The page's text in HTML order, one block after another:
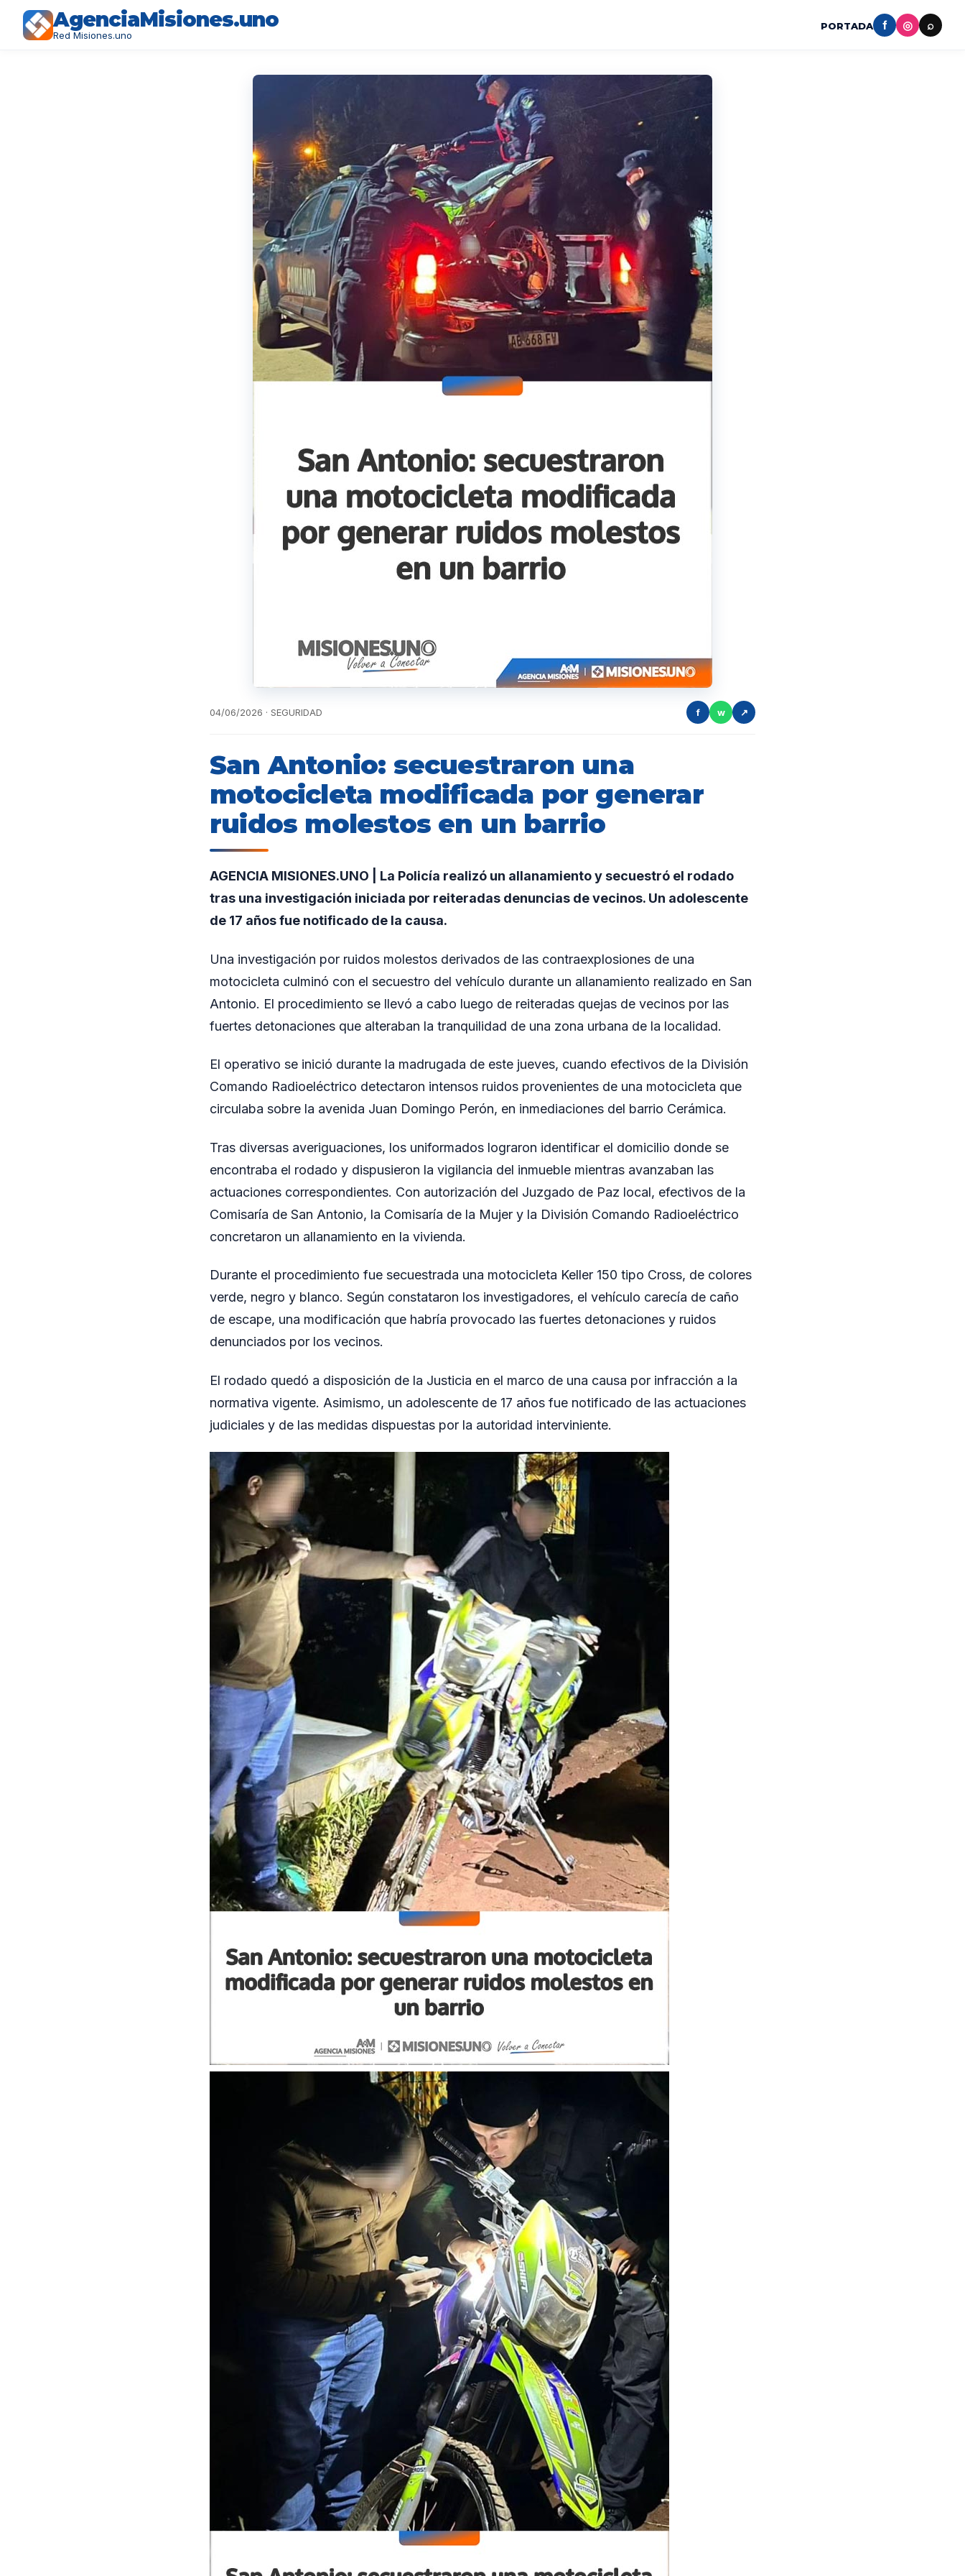
AgenciaMisiones.uno
Red Misiones.uno
PORTADA f ◎ ⌕
04/06/2026 · SEGURIDAD f w ↗
San Antonio: secuestraron una
motocicleta modificada por generar
ruidos molestos en un barrio
AGENCIA MISIONES.UNO | La Policía realizó un allanamiento y secuestró el rodado
tras una investigación iniciada por reiteradas denuncias de vecinos. Un adolescente
de 17 años fue notificado de la causa.
Una investigación por ruidos molestos derivados de las contraexplosiones de una
motocicleta culminó con el secuestro del vehículo durante un allanamiento realizado en San
Antonio. El procedimiento se llevó a cabo luego de reiteradas quejas de vecinos por las
fuertes detonaciones que alteraban la tranquilidad de una zona urbana de la localidad.
El operativo se inició durante la madrugada de este jueves, cuando efectivos de la División
Comando Radioeléctrico detectaron intensos ruidos provenientes de una motocicleta que
circulaba sobre la avenida Juan Domingo Perón, en inmediaciones del barrio Cerámica.
Tras diversas averiguaciones, los uniformados lograron identificar el domicilio donde se
encontraba el rodado y dispusieron la vigilancia del inmueble mientras avanzaban las
actuaciones correspondientes. Con autorización del Juzgado de Paz local, efectivos de la
Comisaría de San Antonio, la Comisaría de la Mujer y la División Comando Radioeléctrico
concretaron un allanamiento en la vivienda.
Durante el procedimiento fue secuestrada una motocicleta Keller 150 tipo Cross, de colores
verde, negro y blanco. Según constataron los investigadores, el vehículo carecía de caño
de escape, una modificación que habría provocado las fuertes detonaciones y ruidos
denunciados por los vecinos.
El rodado quedó a disposición de la Justicia en el marco de una causa por infracción a la
normativa vigente. Asimismo, un adolescente de 17 años fue notificado de las actuaciones
judiciales y de las medidas dispuestas por la autoridad interviniente.